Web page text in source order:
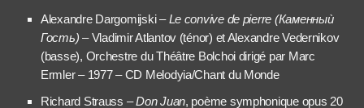
Alexandre Dargomijski –Le convive de pierre (Каменныѝ
Гость) – Vladimir Atlantov (ténor) et Alexandre Vedernikov
(basse), Orchestre du Théâtre Bolchoi dirigé par Marc
Ermler – 1977 – CD Melodyia/Chant du Monde
Richard Strauss –Don Juan, poème symphonique opus 20